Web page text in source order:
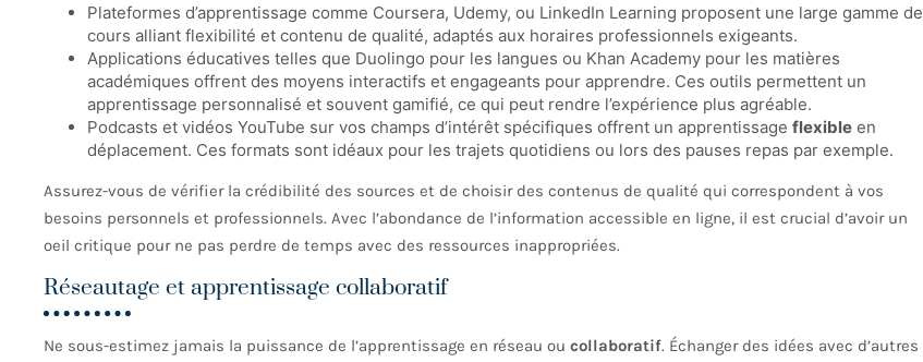
Plateformes d’apprentissage comme Coursera, Udemy, ou LinkedIn Learning proposent une large gamme de
cours alliant flexibilité et contenu de qualité, adaptés aux horaires professionnels exigeants.
Applications éducatives telles que Duolingo pour les langues ou Khan Academy pour les matières
académiques offrent des moyens interactifs et engageants pour apprendre. Ces outils permettent un
apprentissage personnalisé et souvent gamifié, ce qui peut rendre l’expérience plus agréable.
Podcasts et vidéos YouTube sur vos champs d’intérêt spécifiques offrent un apprentissage flexible en
déplacement. Ces formats sont idéaux pour les trajets quotidiens ou lors des pauses repas par exemple.
Assurez-vous de vérifier la crédibilité des sources et de choisir des contenus de qualité qui correspondent à vos
besoins personnels et professionnels. Avec l’abondance de l’information accessible en ligne, il est crucial d’avoir un
oeil critique pour ne pas perdre de temps avec des ressources inappropriées.
Réseautage et apprentissage collaboratif
Ne sous-estimez jamais la puissance de l’apprentissage en réseau ou collaboratif. Échanger des idées avec d’autres